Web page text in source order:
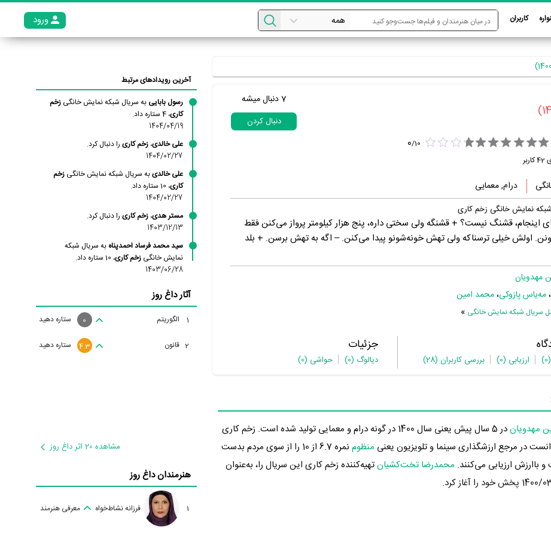
کاربران ورود
7دنبال میشه
دنبال کردن
0/10
42کاربر
درام, معمایی
نمایش خانگی زخم کاری
اینجام، قشنگ نیست؟ + قشنگه ولی سختی داره، پنج هزار کیلومتر پرواز می‌کنن فقط
اولش خیلی ترسناکه ولی تهش خونه‌شونو پیدا می‌کنن. – اگه به تهش برسن. + بلد
مهدویان
،مه‌یاس پازوکی،محمد امین
سریال شبکه نمایش خانگی »
(0) ارزیابی (0) بررسی کاربران (28)
جزئیات
دیالوگ (0) حواشی (0)
مهدویان
در 5 سال پیش یعنی سال 1400 در گونه درام و معمایی تولید شده است. زخم کاری
در مرجع ارزشگذاری سینما و تلویزیون یعنی منظوم
نمره 6.7 از 10 را از سوی مردم بدست
باارزش ارزیابی می‌کنند. محمدرضا تخت‌کشیانتهیه‌کننده زخم کاری این سریال را، به‌عنوان
آخرین رویدادهای مرتبط
رسول بابایی به سریال شبکه نمایش خانگی زخم
کاری، 4 ستاره داد.
1404/04/19
علی خالدی، زخم کاریرا دنبال کرد.
1404/02/27
علی خالدیبه سریال شبکه نمایش خانگی زخم
کاری، 10 ستاره داد.
1404/02/27
مستر هدی، زخم کاریرا دنبال کرد.
1403/12/13
سید محمد فرساد احمدپناه به سریال شبکه
نمایش خانگی زخم کاری، 10 ستاره داد.
1403/06/28
آثار داغ روز
1 الگوریتم ستاره دهید 0
2 قانون ستاره دهید 4.3
مشاهده 20 اثر داغ روز
هنرمندان داغ روز
1 فرزانه نشاط‌خواه معرفی هنرمند